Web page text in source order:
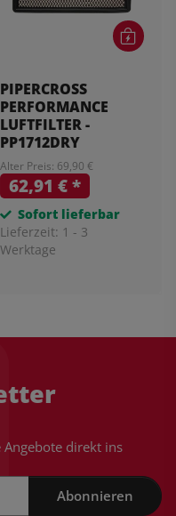
PIPERCROSS
PERFORMANCE
LUFTFILTER -
PP1712DRY
Alter Preis: 69,90 €
62,91 €*
Sofort lieferbar
Lieferzeit: 1 - 3
Werktage
Angebote direkt ins
Abonnieren